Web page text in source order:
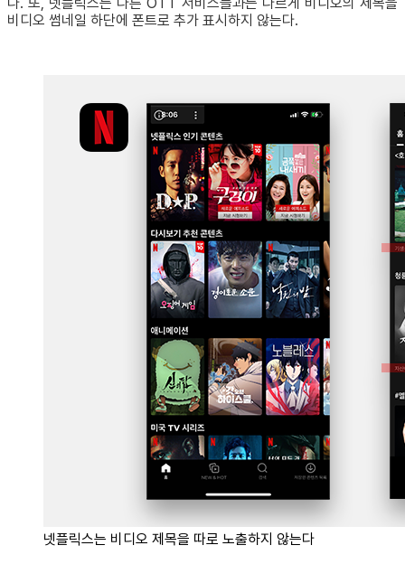
비디오 썸네일 하단에 폰트로 추가 표시하지 않는다.
넷플릭스는 비디오 제목을 따로 노출하지 않는다